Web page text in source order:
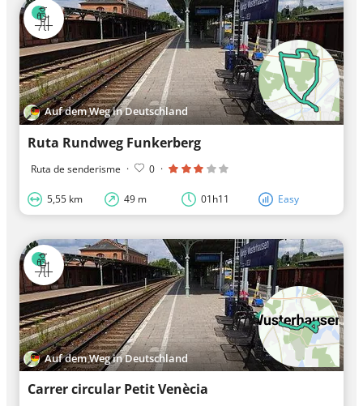
Auf dem Weg in Deutschland
Ruta Rundweg Funkerberg
Ruta de senderisme · 0 ·
5,55 km 49 m 01h11 Easy
Auf dem Weg in Deutschland
Carrer circular Petit Venècia